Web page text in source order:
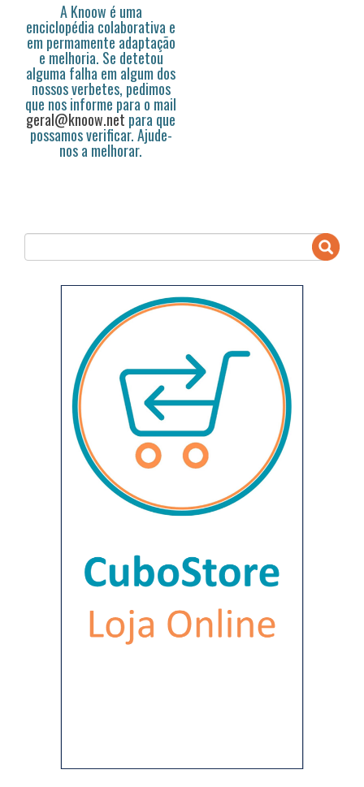
A Knoow é uma
enciclopédia colaborativa e
em permamente adaptação
e melhoria. Se detetou
alguma falha em algum dos
nossos verbetes, pedimos
que nos informe para o mail
geral@knoow.net para que
possamos verificar. Ajude-
nos a melhorar.